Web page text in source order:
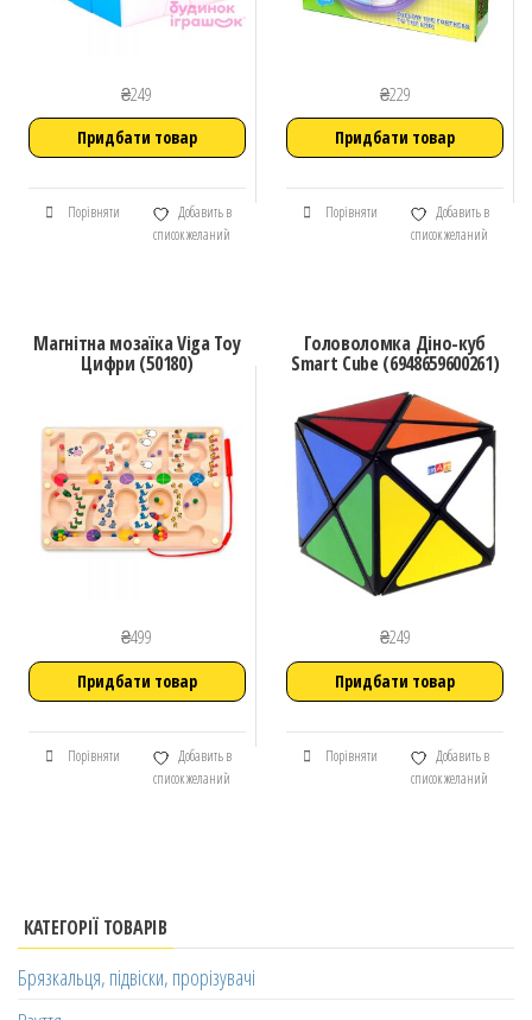
₴249
Придбати товар
Порівняти
Добавить в
список желаний
₴229
Придбати товар
Порівняти
Добавить в
список желаний
Магнітна мозаїка Viga Toy
Цифри (50180)
₴499
Придбати товар
Порівняти
Добавить в
список желаний
Головоломка Діно-куб
Smart Cube (6948659600261)
₴249
Придбати товар
Порівняти
Добавить в
список желаний
КАТЕГОРІЇ ТОВАРІВ
Брязкальця, підвіски, прорізувачі